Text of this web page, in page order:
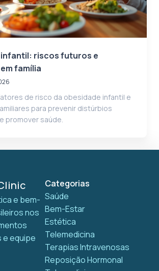
infantil: riscos futuros e
família
de risco da obesidade infantil e
para prevenir distúrbios
promover saúde.
e bem-
nos
e equipe
Categorias
Saúde
Bem-Estar
Estética
Telemedicina
Terapias Intravenosas
Reposição Hormonal